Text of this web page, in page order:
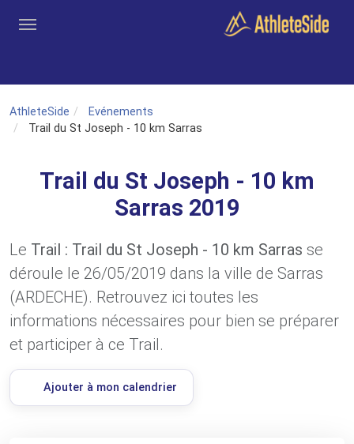
AthleteSide
Evénements
Trail du St Joseph - 10 km Sarras
Trail du St Joseph - 10 km
Sarras 2019
Le Trail : Trail du St Joseph - 10 km Sarras se
déroule le 26/05/2019 dans la ville de Sarras
(ARDECHE). Retrouvez ici toutes les
informations nécessaires pour bien se préparer
et participer à ce Trail.
Ajouter à mon calendrier